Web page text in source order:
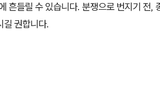
흔들릴 수 있습니다. 분쟁으로 번지기 전,
길 권합니다.